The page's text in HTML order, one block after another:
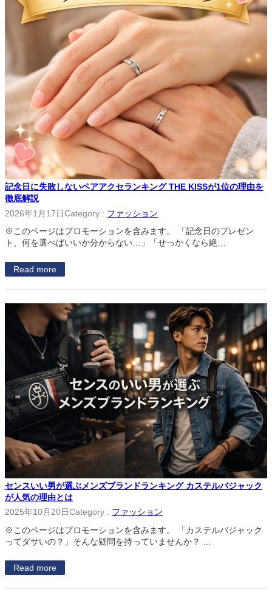
記念日に失敗しないペアアクセランキング THE KISSが1位の理由を
徹底解説
2026年1月17日Category : ファッション
※このページはプロモーションを含みます。 「記念日のプレゼン
ト、何を選べばいいか分からない…」「せっかくなら絶…
Read more
センスいい男が選ぶメンズブランドランキング カステルバジャック
が人気の理由とは
2025年10月20日Category : ファッション
※このページはプロモーションを含みます。 「カステルバジャック
ってダサいの？」そんな疑問を持っていませんか？ …
Read more